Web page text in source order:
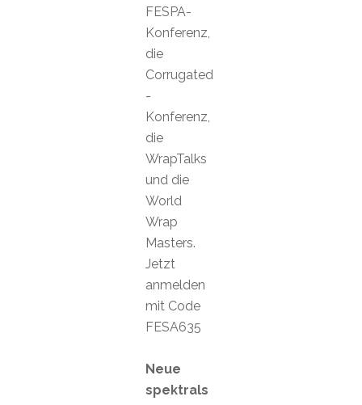
FESPA-
Konferenz,
die
Corrugated
-
Konferenz,
die
WrapTalks
und die
World
Wrap
Masters.
Jetzt
anmelden
mit Code
FESA635
Neue
spektrals